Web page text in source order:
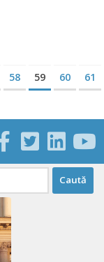
58 59 60
61